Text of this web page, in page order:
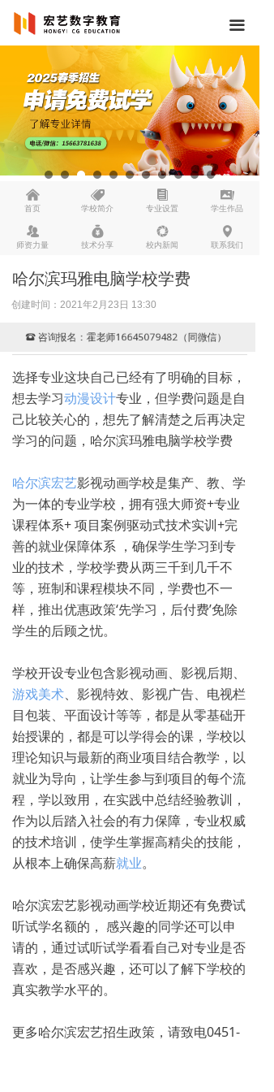
낀
首页
뀄
学校简介
뀴
专业设置
끡
学生作品
뀡
师资力量
낐
技术分享
넆
校内新闻
넹
联系我们
끀
哈尔滨玛雅电脑学校学费
创建时间： 2021年2月23日 13:30
选择专业这块自己已经有了明确的目标，
想去学习动漫设计专业，但学费问题是自
己比较关心的，想先了解清楚之后再决定
学习的问题，哈尔滨玛雅电脑学校学费
哈尔滨宏艺影视动画学校是集产、教、学
为一体的专业学校，拥有强大师资+专业
课程体系+ 项目案例驱动式技术实训+完
善的就业保障体系 ，确保学生学习到专
业的技术，学校学费从两三千到几千不
等，班制和课程模块不同，学费也不一
样，推出优惠政策‘先学习，后付费’免除
学生的后顾之忧。
学校开设专业包含影视动画、影视后期、
游戏美术、影视特效、影视广告、电视栏
目包装、平面设计等等，都是从零基础开
始授课的，都是可以学得会的课，学校以
理论知识与最新的商业项目结合教学，以
就业为导向，让学生参与到项目的每个流
程，学以致用，在实践中总结经验教训，
作为以后踏入社会的有力保障，专业权威
的技术培训，使学生掌握高精尖的技能，
从根本上确保高薪就业。
哈尔滨宏艺影视动画学校近期还有免费试
听试学名额的， 感兴趣的同学还可以申
请的，通过试听试学看看自己对专业是否
喜欢，是否感兴趣，还可以了解下学校的
真实教学水平的。
更多哈尔滨宏艺招生政策，请致电0451-
뀰 咨询报名：霍老师16645079482（同微信）